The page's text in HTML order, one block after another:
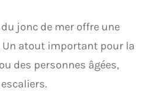
jonc de mer offre une
Un atout important pour la
des personnes âgées,